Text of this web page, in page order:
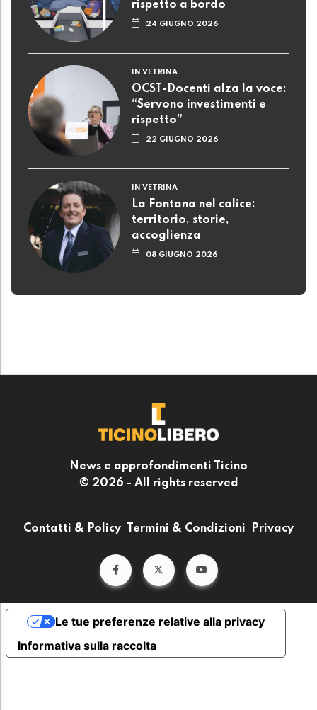
rispetto a bordo
24 GIUGNO 2026
IN VETRINA
OCST-Docenti alza la voce:
“Servono investimenti e
rispetto”
22 GIUGNO 2026
IN VETRINA
La Fontana nel calice:
territorio, storie,
accoglienza
08 GIUGNO 2026
News e approfondimenti Ticino
© 2026 - All rights reserved
Contatti & Policy Termini & Condizioni Privacy
Informativa sulla raccolta
Le tue preferenze relative alla privacy